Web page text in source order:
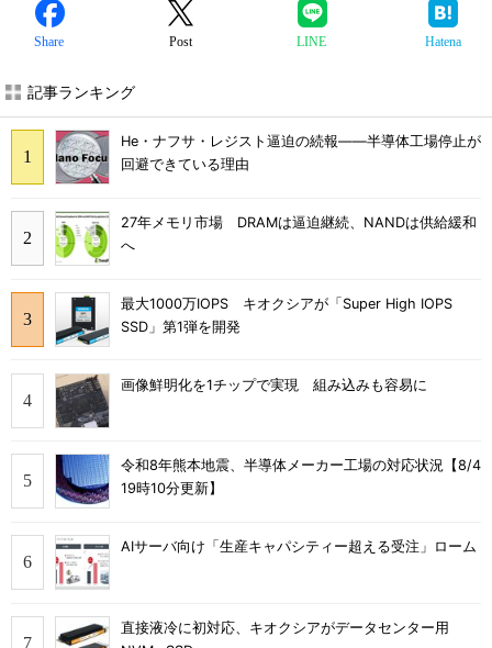
Share Post LINE Hatena
記事ランキング
He・ナフサ・レジスト逼迫の続報――半導体工場停止が
回避できている理由
27年メモリ市場 DRAMは逼迫継続、NANDは供給緩和
へ
最大1000万IOPS キオクシアが「Super High IOPS
SSD」第1弾を開発
画像鮮明化を1チップで実現 組み込みも容易に
令和8年熊本地震、半導体メーカー工場の対応状況【8/4
19時10分更新】
AIサーバ向け「生産キャパシティー超える受注」ローム
直接液冷に初対応、キオクシアがデータセンター用